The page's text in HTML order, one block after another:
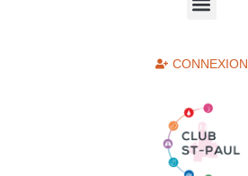
CONNEXION